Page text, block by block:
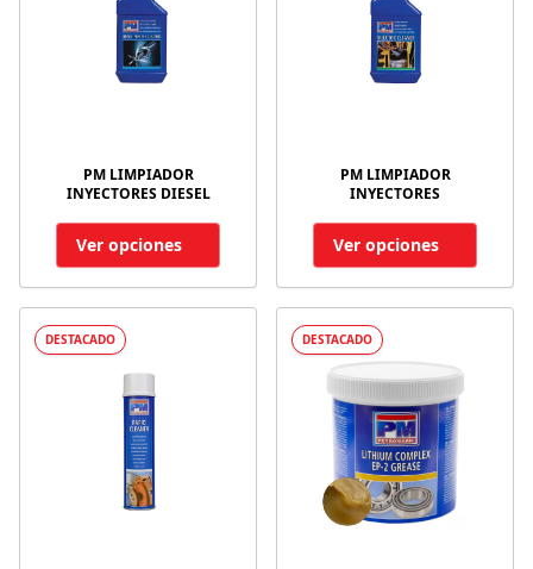
PM LIMPIADOR
INYECTORES DIESEL
Ver opciones
PM LIMPIADOR
INYECTORES
Ver opciones
DESTACADO DESTACADO